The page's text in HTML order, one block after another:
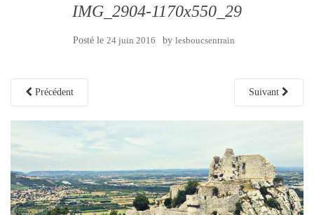
IMG_2904-1170x550_29
Posté le 24 juin 2016 by lesboucsentrain
Précédent Suivant